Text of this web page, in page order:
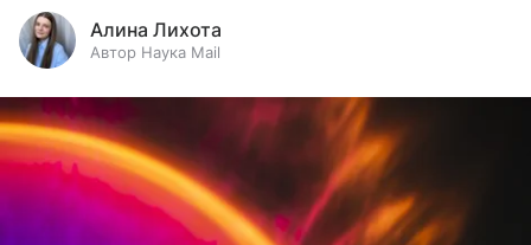
Алина Лихота
Автор Наука Mail